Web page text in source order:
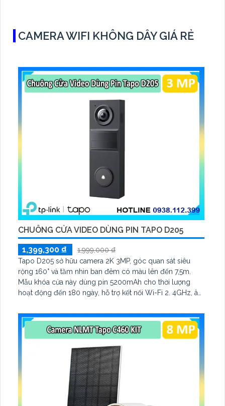
CAMERA WIFI KHÔNG DÂY GIÁ RẺ
CHUÔNG CỬA VIDEO DÙNG PIN TAPO D205
1,399,300 ₫
1,999,000 ₫
Tapo D205 sở hữu camera 2K 3MP, góc quan sát siêu
rộng 160° và tầm nhìn ban đêm có màu lên đến 7,5m.
Mẫu khóa cửa này dùng pin 5200mAh cho thời lượng
hoạt động đến 180 ngày, hỗ trợ kết nối Wi-Fi 2. 4GHz, âm